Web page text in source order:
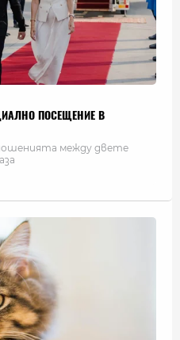
ПОСЕЩЕНИЕ В
между двете